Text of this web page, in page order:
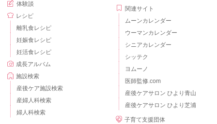
体験談
レシピ
離乳食レシピ
妊娠食レシピ
妊活食レシピ
成長アルバム
施設検索
産後ケア施設検索
産婦人科検索
婦人科検索
関連サイト
ムーンカレンダー
ウーマンカレンダー
シニアカレンダー
シッテク
ヨムーノ
医師監修.com
産後ケアサロン ひより青山
産後ケアサロン ひより芝浦
子育て支援団体